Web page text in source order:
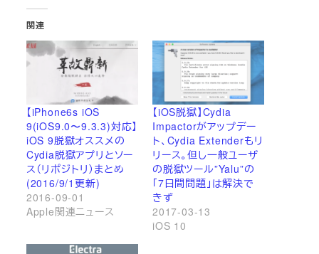
関連
【iPhone6s iOS
9(iOS9.0〜9.3.3)対応】
iOS 9脱獄オススメの
Cydia脱獄アプリとソー
ス（リポジトリ）まとめ
(2016/9/1更新)
2016-09-01
Apple関連ニュース
【iOS脱獄】Cydia
Impactorがアップデー
ト、Cydia Extenderもリ
リース。但し一般ユーザ
の脱獄ツール”Yalu”の
「7日間問題」は解決で
きず
2017-03-13
iOS 10